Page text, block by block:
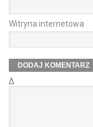
Witryna internetowa
Δ